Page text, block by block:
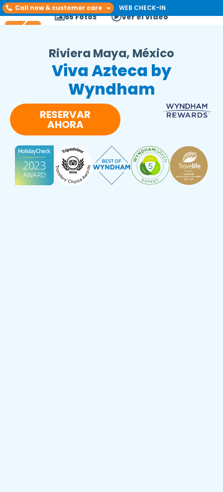
Call now & customer care WEB CHECK-IN
65 Fotos Ver el vídeo
Riviera Maya, México
Viva Azteca by
Wyndham
RESERVAR
AHORA